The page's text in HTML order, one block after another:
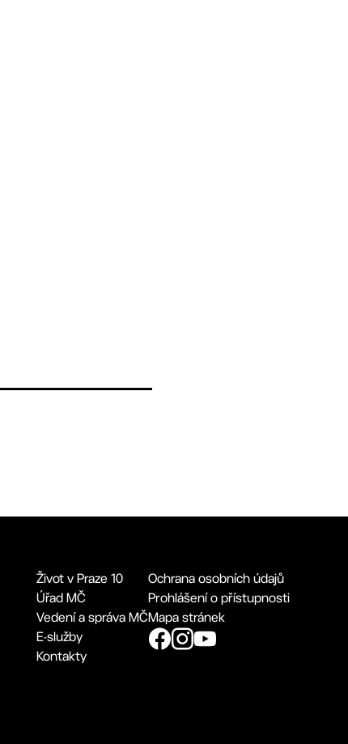
Život v Praze 10
Úřad MČ
Vedení a správa MČ
E-služby
Kontakty
Ochrana osobních údajů
Prohlášení o přístupnosti
Mapa stránek